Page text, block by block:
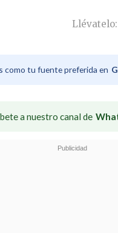
Llévatelo:
como tu fuente preferida en
a nuestro canal de